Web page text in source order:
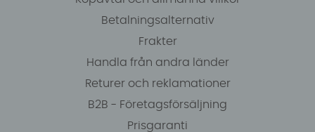
Betalningsalternativ
Frakter
Handla från andra länder
Returer och reklamationer
B2B - Företagsförsäljning
Prisgaranti